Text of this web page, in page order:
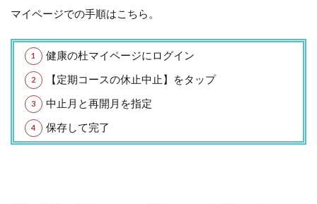
マイページでの手順はこちら。
健康の杜マイページにログイン
【定期コースの休止中止】をタップ
中止月と再開月を指定
保存して完了